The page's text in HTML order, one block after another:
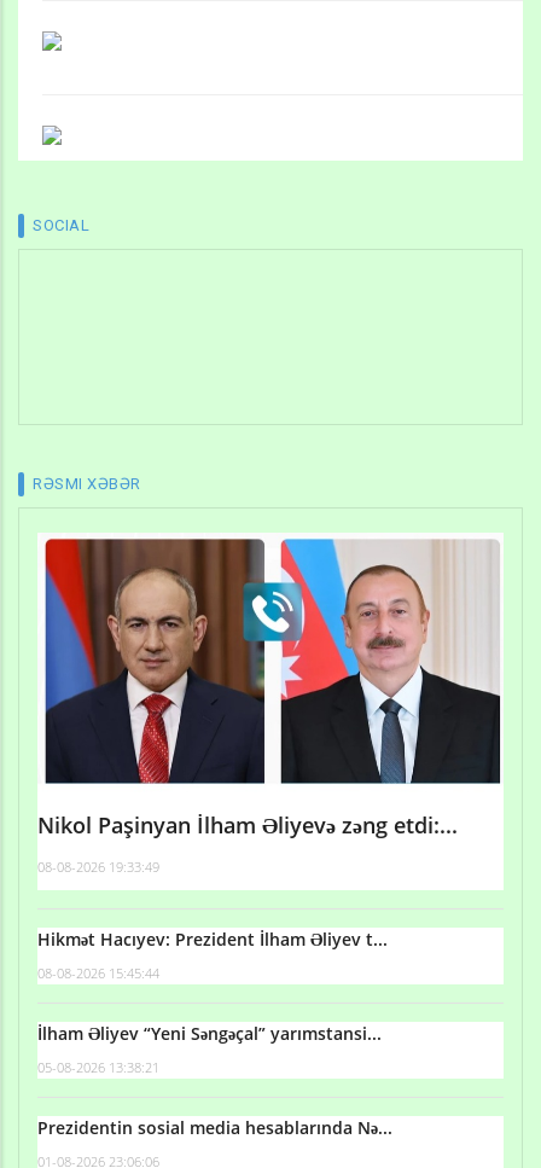
SOCIAL
RƏSMI XƏBƏR
Nikol Paşinyan İlham Əliyevə zəng etdi:...
08-08-2026 19:33:49
Hikmət Hacıyev: Prezident İlham Əliyev t...
08-08-2026 15:45:44
İlham Əliyev “Yeni Səngəçal” yarımstansi...
05-08-2026 13:38:21
Prezidentin sosial media hesablarında Nə...
01-08-2026 23:06:06